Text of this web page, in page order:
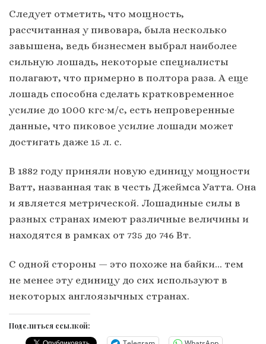
Следует отметить, что мощность,
рассчитанная у пивовара, была несколько
завышена, ведь бизнесмен выбрал наиболее
сильную лошадь, некоторые специалисты
полагают, что примерно в полтора раза. А еще
лошадь способна сделать кратковременное
усилие до 1000 кгс·м/с, есть непроверенные
данные, что пиковое усилие лошади может
достигать даже 15 л. с.
В 1882 году приняли новую единицу мощности
Ватт, названная так в честь Джеймса Уатта. Она
и является метрической. Лошадиные силы в
разных странах имеют различные величины и
находятся в рамках от 735 до 746 Вт.
С одной стороны — это похоже на байки… тем
не менее эту единицу до сих используют в
некоторых англоязычных странах.
Поделиться ссылкой: